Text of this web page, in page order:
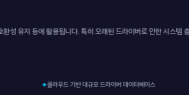
성 유지 등에 활용됩니다. 특히 오래된 드라이버로 인한 시스템
✦클라우드 기반 대규모 드라이버 데이터베이스